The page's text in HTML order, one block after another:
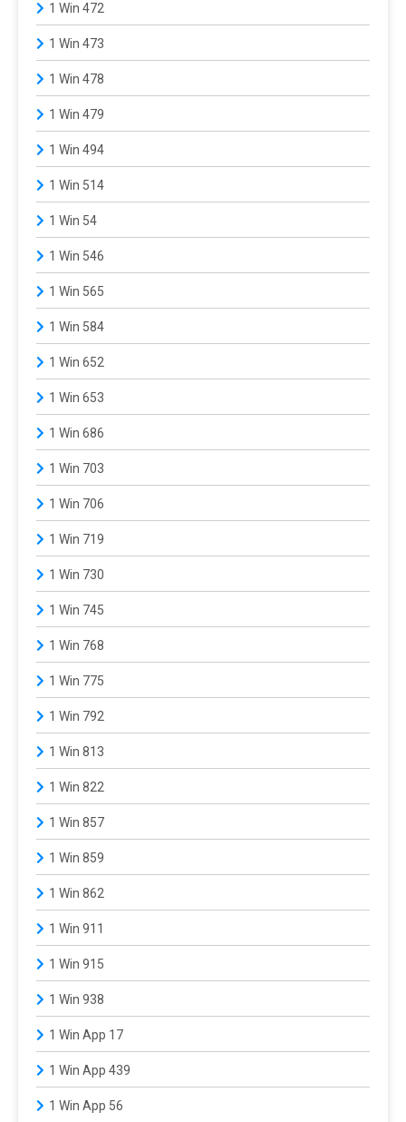
1 Win 472
1 Win 473
1 Win 478
1 Win 479
1 Win 494
1 Win 514
1 Win 54
1 Win 546
1 Win 565
1 Win 584
1 Win 652
1 Win 653
1 Win 686
1 Win 703
1 Win 706
1 Win 719
1 Win 730
1 Win 745
1 Win 768
1 Win 775
1 Win 792
1 Win 813
1 Win 822
1 Win 857
1 Win 859
1 Win 862
1 Win 911
1 Win 915
1 Win 938
1 Win App 17
1 Win App 439
1 Win App 56